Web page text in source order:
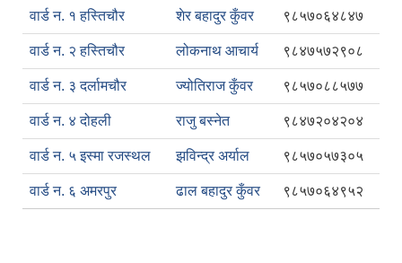
वार्ड न. १ हस्तिचौर शेर बहादुर कुँवर ९८५७०६४८४७
वार्ड न. २ हस्तिचौर लोकनाथ आचार्य ९८४७५७२९०८
वार्ड न. ३ दर्लामचौर ज्योतिराज कुँवर ९८५७०८८५७७
वार्ड न. ४ दोहली राजु बस्नेत ९८४७२०४२०४
वार्ड न. ५ इस्मा रजस्थल झविन्द्र अर्याल ९८५७०५७३०५
वार्ड न. ६ अमरपुर ढाल बहादुर कुँवर ९८५७०६४९५२